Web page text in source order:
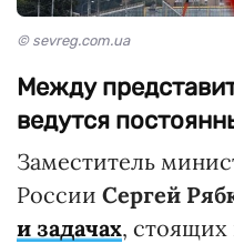
© sevreg.com.ua
Между
ведутся
Заместитель
России Сергей
и задачах,